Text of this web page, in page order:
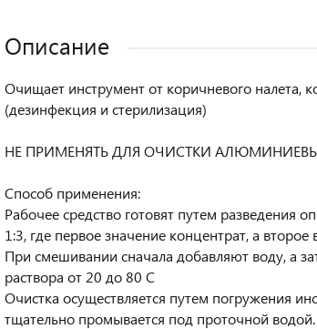
Описание
Очищает инструмент от коричневого налета,
(дезинфекция и стерилизация)
НЕ ПРИМЕНЯТЬ ДЛЯ ОЧИСТКИ
Способ применения:
Рабочее средство готовят путем разведения
1:3, где первое значение концентрат, а второе
При смешивании сначала добавляют воду, а
раствора от 20 до 80 С
Очистка осуществляется путем погружения
тщательно промывается под проточной